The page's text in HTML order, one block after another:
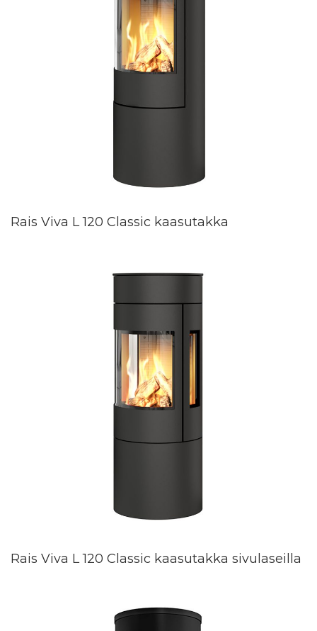
Rais Viva L 120 Classic kaasutakka
Rais Viva L 120 Classic kaasutakka sivulaseilla